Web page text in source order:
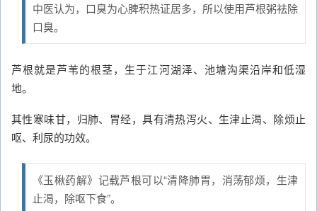
中医认为，口臭为心脾积热证居多，所以使用芦根粥祛除
口臭。
芦根就是芦苇的根茎，生于江河湖泽、池塘沟渠沿岸和低湿
地。
其性寒味甘，归肺、胃经，具有清热泻火、生津止渴、除烦止
呕、利尿的功效。
《玉楸药解》记载芦根可以“清降肺胃，消荡郁烦，生津
止渴，除呕下食”。